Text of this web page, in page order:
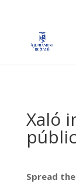
Xaló
Spread